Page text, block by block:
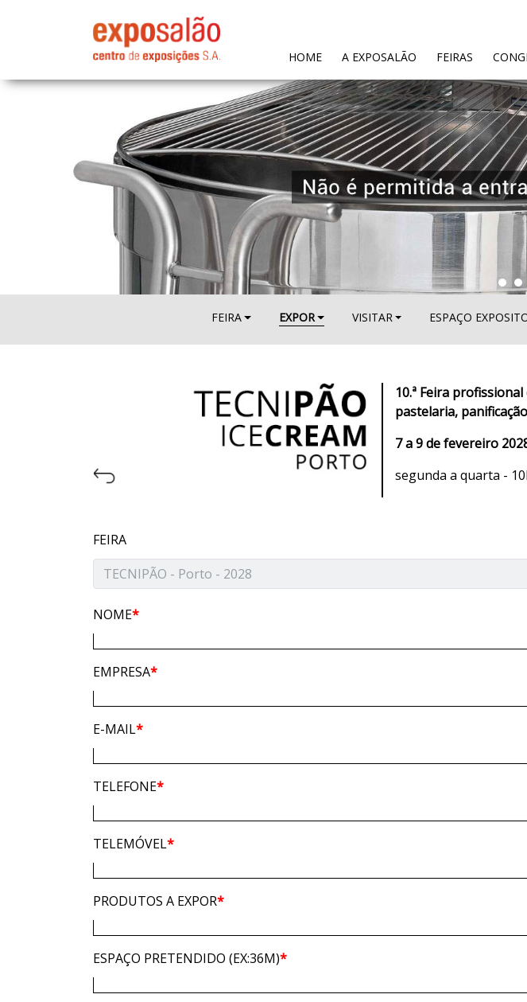
HOME(CURRENT)
A EXPOSALÃO FEIRAS
FEIRA EXPOR VISITAR ESPAÇO
10.ª Feira
pastelaria,
7 a 9 de fevereiro
segunda a quarta -
FEIRA
NOME*
EMPRESA*
E-MAIL*
TELEFONE*
TELEMÓVEL*
PRODUTOS A EXPOR*
ESPAÇO PRETENDIDO (EX:36M)*